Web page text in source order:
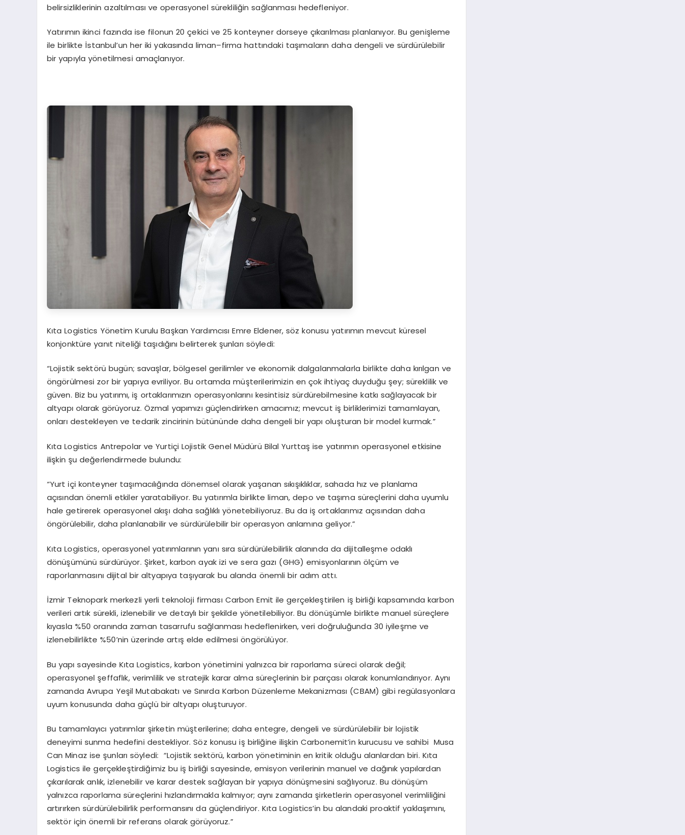
belirsizliklerinin azaltılması ve operasyonel sürekliliğin sağlanması hedefleniyor.
Yatırımın ikinci fazında ise filonun 20 çekici ve 25 konteyner dorseye çıkarılması planlanıyor. Bu genişleme
ile birlikte İstanbul’un her iki yakasında liman–firma hattındaki taşımaların daha dengeli ve sürdürülebilir
bir yapıyla yönetilmesi amaçlanıyor.
Kıta Logistics Yönetim Kurulu Başkan Yardımcısı Emre Eldener, söz konusu yatırımın mevcut küresel
konjonktüre yanıt niteliği taşıdığını belirterek şunları söyledi:
“Lojistik sektörü bugün; savaşlar, bölgesel gerilimler ve ekonomik dalgalanmalarla birlikte daha kırılgan ve
öngörülmesi zor bir yapıya evriliyor. Bu ortamda müşterilerimizin en çok ihtiyaç duyduğu şey; süreklilik ve
güven. Biz bu yatırımı, iş ortaklarımızın operasyonlarını kesintisiz sürdürebilmesine katkı sağlayacak bir
altyapı olarak görüyoruz. Özmal yapımızı güçlendirirken amacımız; mevcut iş birliklerimizi tamamlayan,
onları destekleyen ve tedarik zincirinin bütününde daha dengeli bir yapı oluşturan bir model kurmak.”
Kıta Logistics Antrepolar ve Yurtiçi Lojistik Genel Müdürü Bilal Yurttaş ise yatırımın operasyonel etkisine
ilişkin şu değerlendirmede bulundu:
“Yurt içi konteyner taşımacılığında dönemsel olarak yaşanan sıkışıklıklar, sahada hız ve planlama
açısından önemli etkiler yaratabiliyor. Bu yatırımla birlikte liman, depo ve taşıma süreçlerini daha uyumlu
hale getirerek operasyonel akışı daha sağlıklı yönetebiliyoruz. Bu da iş ortaklarımız açısından daha
öngörülebilir, daha planlanabilir ve sürdürülebilir bir operasyon anlamına geliyor.”
Kıta Logistics, operasyonel yatırımlarının yanı sıra sürdürülebilirlik alanında da dijitalleşme odaklı
dönüşümünü sürdürüyor. Şirket, karbon ayak izi ve sera gazı (GHG) emisyonlarının ölçüm ve
raporlanmasını dijital bir altyapıya taşıyarak bu alanda önemli bir adım attı.
İzmir Teknopark merkezli yerli teknoloji firması Carbon Emit ile gerçekleştirilen iş birliği kapsamında karbon
verileri artık sürekli, izlenebilir ve detaylı bir şekilde yönetilebiliyor. Bu dönüşümle birlikte manuel süreçlere
kıyasla %50 oranında zaman tasarrufu sağlanması hedeflenirken, veri doğruluğunda 30 iyileşme ve
izlenebilirlikte %50’nin üzerinde artış elde edilmesi öngörülüyor.
Bu yapı sayesinde Kıta Logistics, karbon yönetimini yalnızca bir raporlama süreci olarak değil;
operasyonel şeffaflık, verimlilik ve stratejik karar alma süreçlerinin bir parçası olarak konumlandırıyor. Aynı
zamanda Avrupa Yeşil Mutabakatı ve Sınırda Karbon Düzenleme Mekanizması (CBAM) gibi regülasyonlara
uyum konusunda daha güçlü bir altyapı oluşturuyor.
Bu tamamlayıcı yatırımlar şirketin müşterilerine; daha entegre, dengeli ve sürdürülebilir bir lojistik
deneyimi sunma hedefini destekliyor. Söz konusu iş birliğine ilişkin Carbonemit’in kurucusu ve sahibi Musa
Can Minaz ise şunları söyledi: “Lojistik sektörü, karbon yönetiminin en kritik olduğu alanlardan biri. Kıta
Logistics ile gerçekleştirdiğimiz bu iş birliği sayesinde, emisyon verilerinin manuel ve dağınık yapılardan
çıkarılarak anlık, izlenebilir ve karar destek sağlayan bir yapıya dönüşmesini sağlıyoruz. Bu dönüşüm
yalnızca raporlama süreçlerini hızlandırmakla kalmıyor; aynı zamanda şirketlerin operasyonel verimliliğini
artırırken sürdürülebilirlik performansını da güçlendiriyor. Kıta Logistics’in bu alandaki proaktif yaklaşımını,
sektör için önemli bir referans olarak görüyoruz.”